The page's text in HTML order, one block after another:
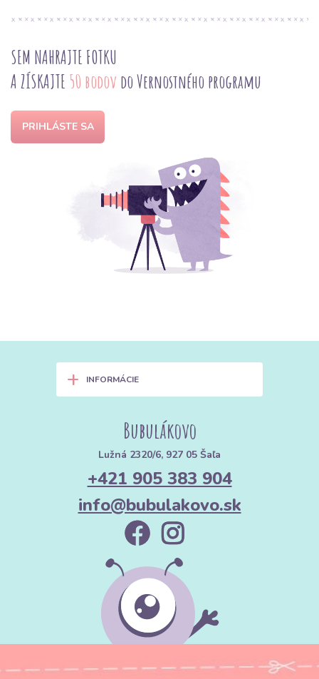
SEM NAHRAJTE FOTKU
A ZÍSKAJTE 50 bodov do Vernostného programu
PRIHLÁSTE SA
+ INFORMÁCIE
Bubulákovo
Lužná 2320/6, 927 05 Šaľa
+421 905 383 904
info@bubulakovo.sk